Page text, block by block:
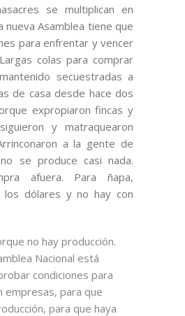
se multiplican en
nueva Asamblea tiene que
para enfrentar y vencer
colas para comprar
secuestradas a
de casa desde hace dos
expropiaron fincas y
y matraquearon
a la gente de
se produce casi nada.
afuera. Para ñapa,
los dólares y no hay con
no hay producción.
Nacional está
condiciones para
empresas, para que
para que haya